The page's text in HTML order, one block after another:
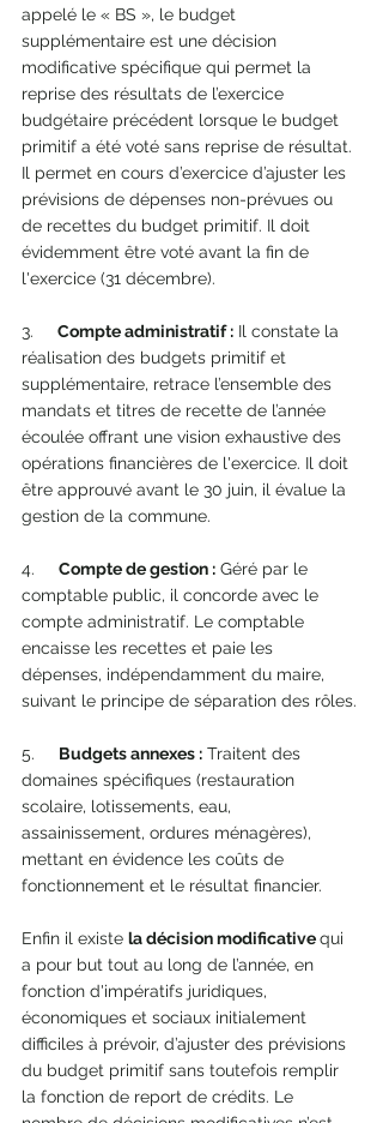
appelé le « BS », le budget
supplémentaire est une décision
modificative spécifique qui permet la
reprise des résultats de l’exercice
budgétaire précédent lorsque le budget
primitif a été voté sans reprise de résultat.
Il permet en cours d’exercice d’ajuster les
prévisions de dépenses non-prévues ou
de recettes du budget primitif. Il doit
évidemment être voté avant la fin de
l'exercice (31 décembre).
3. Compte administratif : Il constate la
réalisation des budgets primitif et
supplémentaire, retrace l’ensemble des
mandats et titres de recette de l’année
écoulée offrant une vision exhaustive des
opérations financières de l'exercice. Il doit
être approuvé avant le 30 juin, il évalue la
gestion de la commune.
4. Compte de gestion : Géré par le
comptable public, il concorde avec le
compte administratif. Le comptable
encaisse les recettes et paie les
dépenses, indépendamment du maire,
suivant le principe de séparation des rôles.
5. Budgets annexes : Traitent des
domaines spécifiques (restauration
scolaire, lotissements, eau,
assainissement, ordures ménagères),
mettant en évidence les coûts de
fonctionnement et le résultat financier.
Enfin il existe la décision modificative qui
a pour but tout au long de l’année, en
fonction d'impératifs juridiques,
économiques et sociaux initialement
difficiles à prévoir, d’ajuster des prévisions
du budget primitif sans toutefois remplir
la fonction de report de crédits. Le